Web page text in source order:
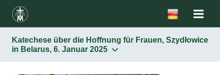
Katechese über die Hoffnung für Frauen, Szydłowice
in Belarus, 6. Januar 2025